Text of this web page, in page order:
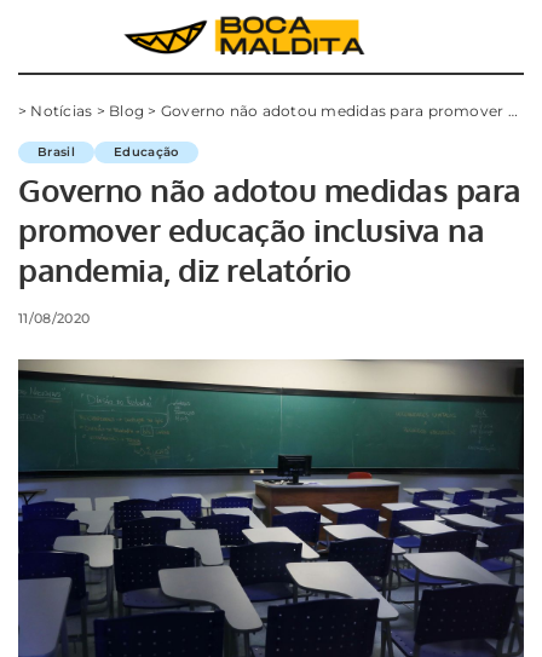
> Notícias > Blog > Governo não adotou medidas para promover educação inclusiva na pandemia, diz relatório
Brasil Educação
Governo não adotou medidas para
promover educação inclusiva na
pandemia, diz relatório
11/08/2020